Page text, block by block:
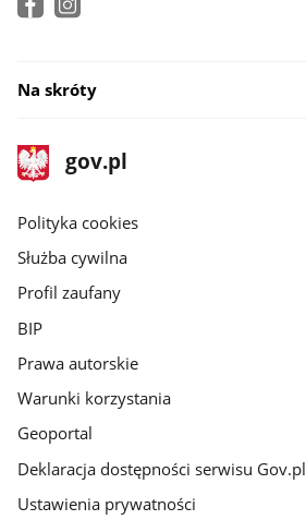
Na skróty
stopka
gov.pl
Strona
gov.pl
gov.pl
Polityka cookies
Służba cywilna
Profil zaufany
BIP
Prawa autorskie
Warunki korzystania
Geoportal
Deklaracja dostępności serwisu Gov.pl
Ustawienia prywatności